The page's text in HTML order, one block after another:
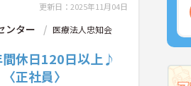
更新日：2025年11月04日
ンター
医療法人忠知会
間休日120日以上♪
正社員〉